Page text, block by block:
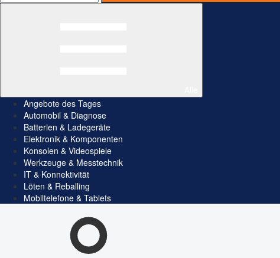
Angebote des Tages
Automobil & Diagnose
Batterien & Ladegeräte
Elektronik & Komponenten
Konsolen & Videospiele
Werkzeuge & Messtechnik
IT & Konnektivität
Löten & Reballing
Mobiltelefone & Tablets